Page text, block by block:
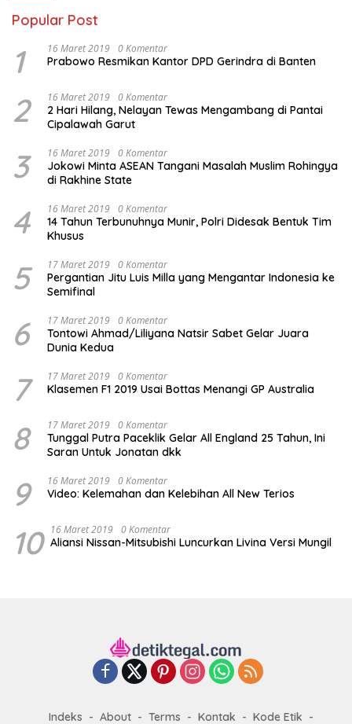
Popular Post
1 16 Maret 2019 0 Komentar
Prabowo Resmikan Kantor DPD Gerindra di Banten
2 16 Maret 2019 0 Komentar
2 Hari Hilang, Nelayan Tewas Mengambang di Pantai
Cipalawah Garut
3 16 Maret 2019 0 Komentar
Jokowi Minta ASEAN Tangani Masalah Muslim Rohingya
di Rakhine State
4 16 Maret 2019 0 Komentar
14 Tahun Terbunuhnya Munir, Polri Didesak Bentuk Tim
Khusus
5 17 Maret 2019 0 Komentar
Pergantian Jitu Luis Milla yang Mengantar Indonesia ke
Semifinal
6 17 Maret 2019 0 Komentar
Tontowi Ahmad/Liliyana Natsir Sabet Gelar Juara
Dunia Kedua
7 17 Maret 2019 0 Komentar
Klasemen F1 2019 Usai Bottas Menangi GP Australia
8 17 Maret 2019 0 Komentar
Tunggal Putra Paceklik Gelar All England 25 Tahun, Ini
Saran Untuk Jonatan dkk
9 16 Maret 2019 0 Komentar
Video: Kelemahan dan Kelebihan All New Terios
10 16 Maret 2019 0 Komentar
Aliansi Nissan-Mitsubishi Luncurkan Livina Versi Mungil
Indeks About Terms Kontak Kode Etik